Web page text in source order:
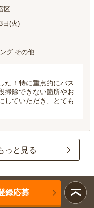
区
日(火)
グ その他
た！特に重点的にバス
掃除できない箇所やお
していただき、とても
っと見る
録応募